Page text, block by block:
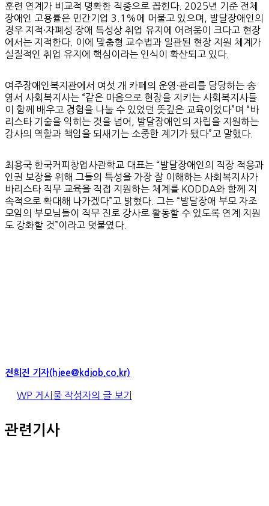
훈련 연계가 비교적 명확한 직종으로 꼽힌다. 2025년 기준 전체
장애인 고용률은 민간기업 3.1%에 머물고 있으며, 발달장애인의
경우 지적·자폐성 장애 특성상 취업 유지에 어려움이 크다고 현장
에서는 지적한다. 이에 맞춤형 교수법과 일관된 현장 지원 체계가
실질적인 취업 유지에 핵심이라는 인식이 확산되고 있다.
여주장애인복지관에서 여섯 개 카페의 운영·관리를 담당하는 송
영서 사회복지사는 “같은 마음으로 현장을 지키는 사회복지사들
이 함께 배우고 경험을 나눌 수 있었던 뜻깊은 교육이었다”며 “바
리스타 기술을 익히는 것을 넘어, 발달장애인의 자립을 지원하는
강사의 역할과 책임을 되새기는 소중한 계기가 됐다”고 말했다.
최용국 한국커피창업사관학교 대표는 “발달장애인의 직장 적응과
인권 보장을 위해 그들의 특성을 가장 잘 이해하는 사회복지사가
바리스타 직무 교육을 직접 지원하는 체계를 KODDA와 함께 지
속적으로 확대해 나가겠다”고 밝혔다. 그는 “발달장애 부모 자조
모임의 부모님들이 직무 진로 강사로 활동할 수 있도록 연계 지원
도 강화할 것”이라고 덧붙였다.
전희진 기자(hjee@kdjob.co.kr)
WP 게시물 작성자의 글 보기
관련기사